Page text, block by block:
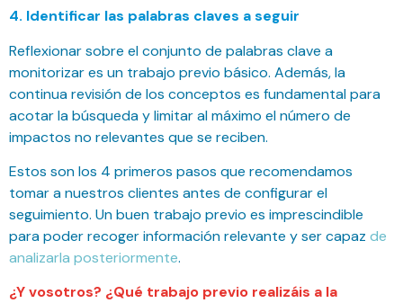
4. Identificar las palabras claves a seguir
Reflexionar sobre el conjunto de palabras clave a
monitorizar es un trabajo previo básico. Además, la
continua revisión de los conceptos es fundamental para
acotar la búsqueda y limitar al máximo el número de
impactos no relevantes que se reciben.
Estos son los 4 primeros pasos que recomendamos
tomar a nuestros clientes antes de configurar el
seguimiento. Un buen trabajo previo es imprescindible
para poder recoger información relevante y ser capaz de
analizarla posteriormente.
¿Y vosotros? ¿Qué trabajo previo realizáis a la